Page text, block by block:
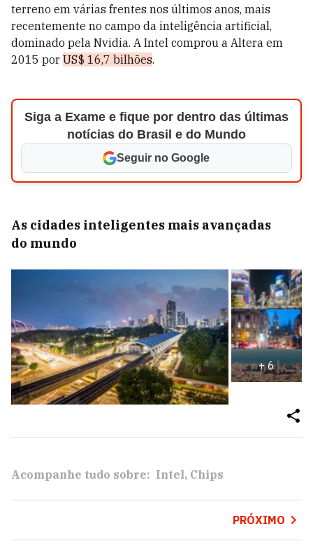
terreno em várias frentes nos últimos anos, mais
recentemente no campo da inteligência artificial,
dominado pela Nvidia. A Intel comprou a Altera em
2015 por US$ 16,7 bilhões.
Siga a Exame e fique por dentro das últimas
notícias do Brasil e do Mundo
Seguir no Google
As cidades inteligentes mais avançadas
do mundo
+6
Acompanhe tudo sobre: Intel Chips
PRÓXIMO